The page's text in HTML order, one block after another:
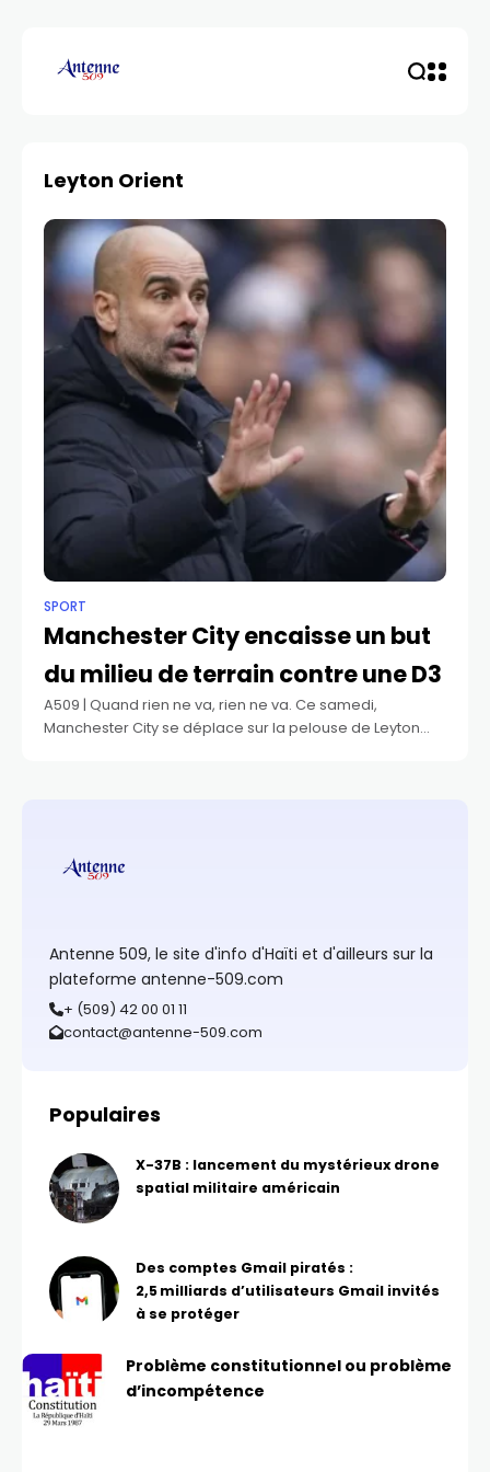
Leyton Orient
SPORT
Manchester City encaisse un but
du milieu de terrain contre une D3
A509 | Quand rien ne va, rien ne va. Ce samedi,
Manchester City se déplace sur la pelouse de Leyton
Antenne 509, le site d'info d'Haïti et d'ailleurs sur la
plateforme antenne-509.com
+ (509) 42 00 01 11
contact@antenne-509.com
Populaires
X-37B : lancement du mystérieux drone
spatial militaire américain
Des comptes Gmail piratés :
2,5 milliards d’utilisateurs Gmail invités
à se protéger
Problème constitutionnel ou problème
d’incompétence